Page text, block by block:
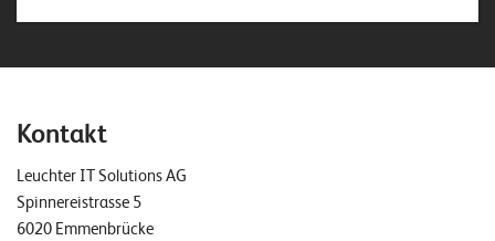
Kontakt
Leuchter IT Solutions AG
Spinnereistrasse 5
6020 Emmenbrücke